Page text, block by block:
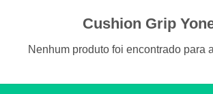
Cushion Grip
Nenhum produto foi encontrado para